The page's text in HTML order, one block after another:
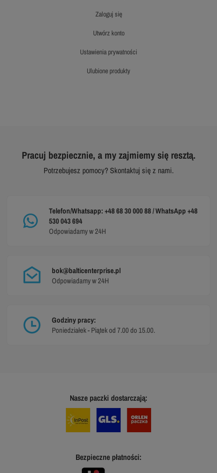
zaloguj się
utwórz konto
ustawienia prywatności
ulubione produkty
Pracuj bezpiecznie, a my zajmiemy się resztą.
Potrzebujesz pomocy? Skontaktuj się z nami.
Telefon/Whatsapp: +48 68 30 000 88 / WhatsApp +48
530 043 694
Odpowiadamy w 24H
bok@balticenterprise.pl
Odpowiadamy w 24H
Godziny pracy:
Poniedziałek - Piątek od 7.00 do 15.00.
Nasze paczki dostarczają:
Bezpieczne płatności: